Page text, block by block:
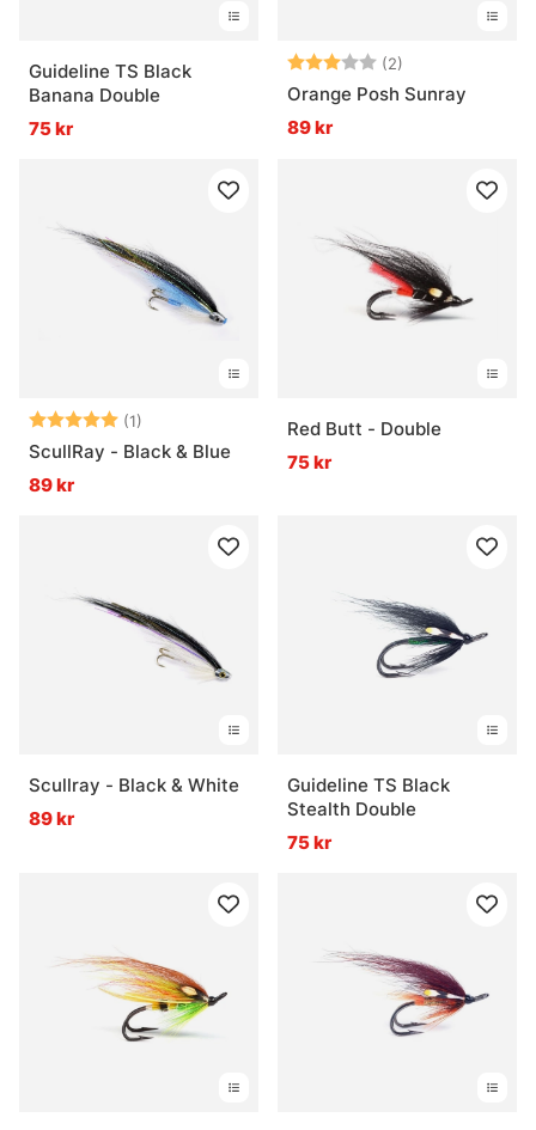
Guideline TS Black
Banana Double
75 kr
Betyg: (2)
Orange Posh Sunray
89 kr
Betyg: (1)
5.0 utav 5 stjärnor
ScullRay - Black & Blue
89 kr
Red Butt - Double
75 kr
Scullray - Black & White
89 kr
Guideline TS Black
Stealth Double
75 kr